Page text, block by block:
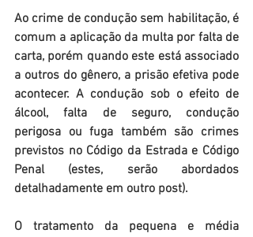
Ao crime de condução sem habilitação, é
comum a aplicação da multa por falta de
carta, porém quando este está associado
a outros do gênero, a prisão efetiva pode
acontecer. A condução sob o efeito de
álcool, falta de seguro, condução
perigosa ou fuga também são crimes
previstos no Código da Estrada e Código
Penal (estes, serão abordados
detalhadamente em outro post).
O tratamento da pequena e média